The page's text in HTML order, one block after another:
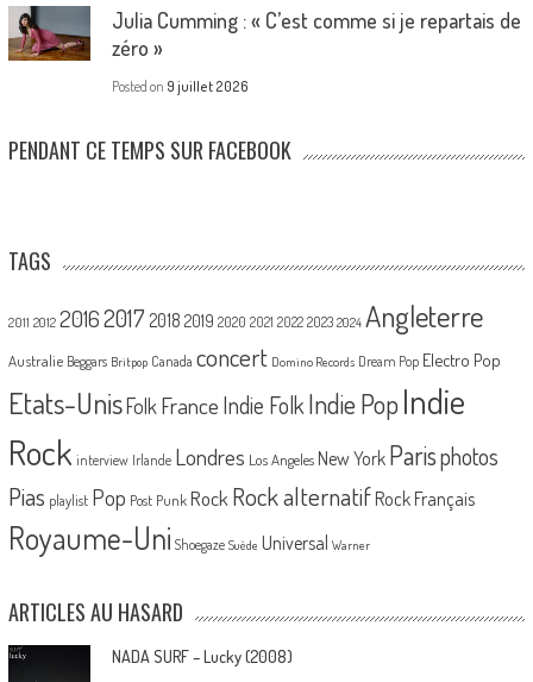
Julia Cumming : « C’est comme si je repartais de
zéro »
Posted on 9 juillet 2026
PENDANT CE TEMPS SUR FACEBOOK
TAGS
2011 2012 20162017 2018 2019 2020 2021 2022 2023 2024 Angleterre
Australie Beggars Britpop Canada concert Domino Records Dream Pop Electro Pop
Etats-UnisFolk France Indie Folk Indie PopIndie
Rock interview Irlande Londres Los Angeles New York Parisphotos
Pias playlist Pop Post Punk Rock Rock alternatif Rock Français
Royaume-Uni Shoegaze Suède Universal Warner
ARTICLES AU HASARD
NADA SURF – Lucky (2008)